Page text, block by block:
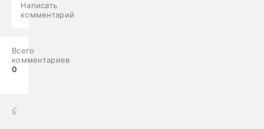
Написать
комментарий
Всего
комментариев
0